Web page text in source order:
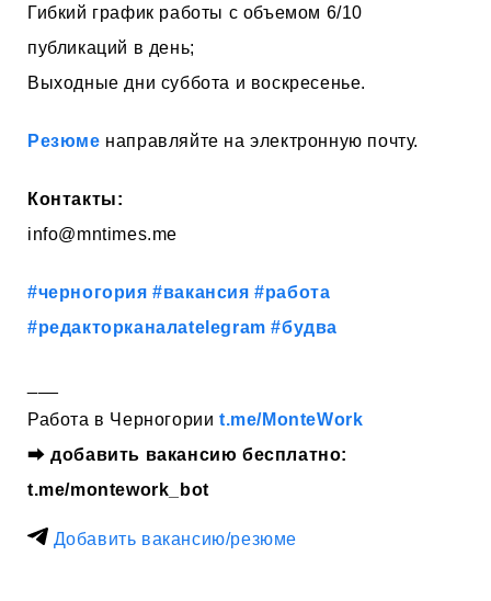
Гибкий график работы с объемом 6/10
публикаций в день;
Выходные дни суббота и воскресенье.
Резюме направляйте на электронную почту.
Контакты:
info@mntimes.me
#черногория #вакансия #работа
#редакторканалаtelegram #будва
Работа в Черногории t.me/MonteWork
⮕добавить вакансию бесплатно:
t.me/montework_bot
Добавить вакансию/резюме